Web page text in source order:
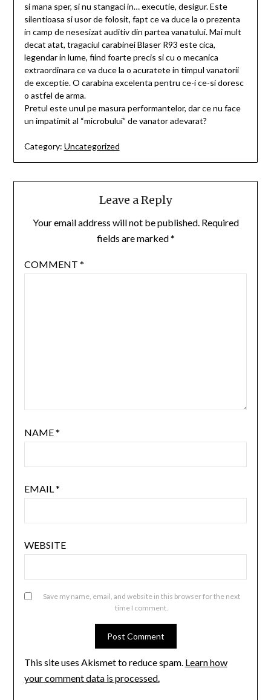
si mana sper, si nu stangaci in… executie, desigur. Este
silentioasa si usor de folosit, fapt ce va duce la o prezenta
in camp de nesesizat auditiv din partea vanatului. Mai mult
decat atat, tragaciul carabinei Blaser R93 este cica,
legendar in lume, fiind foarte precis si cu o mecanica
extraordinara ce va duce la o acuratete in timpul vanatorii
de exceptie. O carabina excelenta pentru ce-i ce-si doresc
o astfel de arma.
Pretul este unul pe masura performantelor, dar ce nu face
un impatimit al “microbului” de vanator adevarat?
Category: Uncategorized
Leave a Reply
Your email address will not be published. Required
fields are marked*
COMMENT *
NAME*
EMAIL*
WEBSITE
Save my name, email, and website in this browser for the next
time I comment.
This site uses Akismet to reduce spam. Learn how
your comment data is processed.